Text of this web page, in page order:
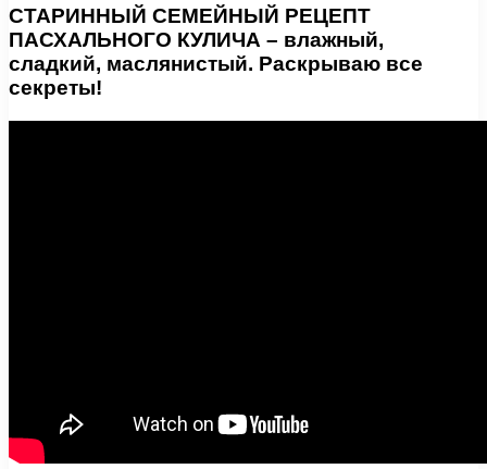
СТАРИННЫЙ СЕМЕЙНЫЙ РЕЦЕПТ
ПАСХАЛЬНОГО КУЛИЧА – влажный,
сладкий, маслянистый. Раскрываю все
секреты!